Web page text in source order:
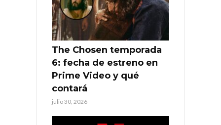
The Chosen temporada
6: fecha de estreno en
Prime Video y qué
contará
julio 30, 2026